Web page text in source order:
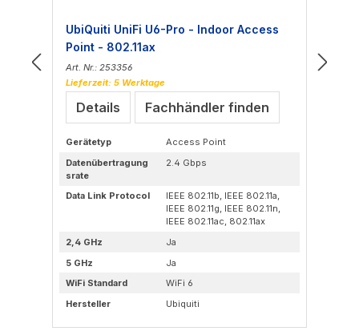
UbiQuiti UniFi U6-Pro - Indoor Access
Point - 802.11ax
Art. Nr.: 253356
Lieferzeit: 5 Werktage
Details Fachhändler finden
Gerätetyp
Access Point
Datenübertragung
srate
2.4 Gbps
Data Link Protocol
IEEE 802.11b, IEEE 802.11a,
IEEE 802.11g, IEEE 802.11n,
IEEE 802.11ac, 802.11ax
2,4 GHz
Ja
5 GHz
Ja
WiFi Standard
WiFi 6
Hersteller
Ubiquiti